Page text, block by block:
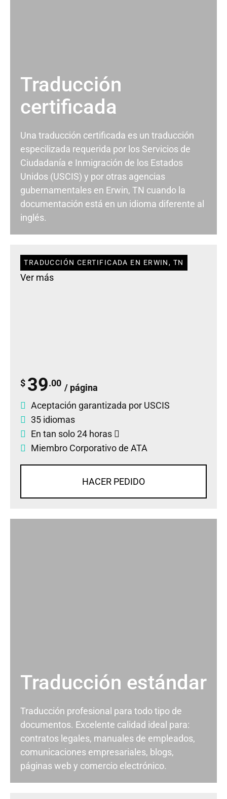
Traducción
certificada
Una traducción certificada es un traducción
especilizada requerida por los Servicios de
Ciudadanía e Inmigración de los Estados
Unidos (USCIS) y por otras agencias
gubernamentales en Erwin, TN cuando la
documentación está en un idioma diferente al
inglés.
TRADUCCIÓN CERTIFICADA EN ERWIN, TN
Ver más
$ 39.00 / página
Aceptación garantizada por USCIS
35 idiomas
En tan solo 24 horas
Miembro Corporativo de ATA
HACER PEDIDO
Traducción estándar
Traducción profesional para todo tipo de
documentos. Excelente calidad ideal para:
contratos legales, manuales de empleados,
comunicaciones empresariales, blogs,
páginas web y comercio electrónico.